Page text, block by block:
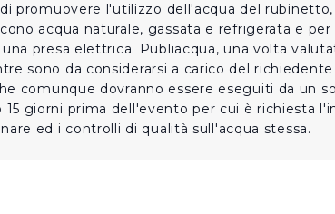
promuovere l'utilizzo dell'acqua del
acqua naturale, gassata e refrigerata e
presa elettrica. Publiacqua, una volta
sono da considerarsi a carico del
comunque dovranno essere eseguiti da un
15 giorni prima dell'evento per cui è richiesta
ed i controlli di qualità sull'acqua stessa.